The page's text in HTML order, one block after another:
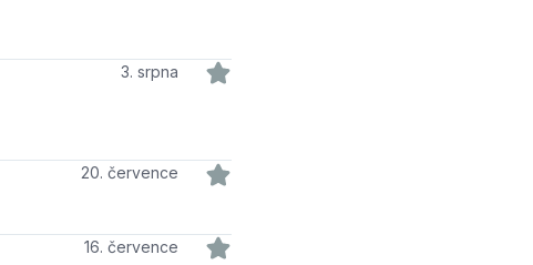
3. srpna
20. července
16. července